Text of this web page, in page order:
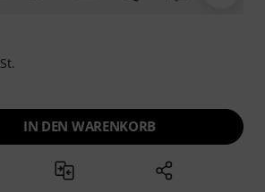
IN DEN WARENKORB